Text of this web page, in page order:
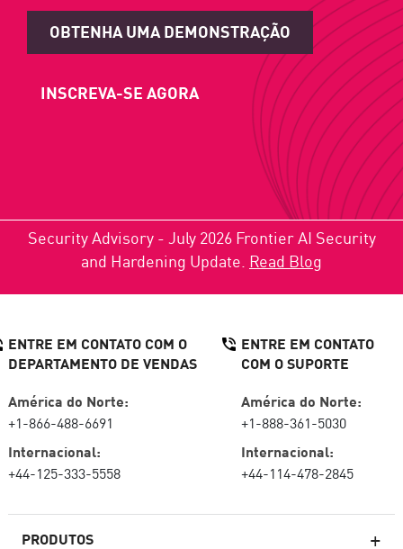
OBTENHA UMA DEMONSTRAÇÃO
INSCREVA-SE AGORA
Security Advisory - July 2026 Frontier AI Security
and Hardening Update. Read Blog
PRODUTOS
ENTRE EM CONTATO COM O
DEPARTAMENTO DE VENDAS
América do Norte:
+1-866-488-6691
Internacional:
+44-125-333-5558
ENTRE EM CONTATO
COM O SUPORTE
América do Norte:
+1-888-361-5030
Internacional:
+44-114-478-2845